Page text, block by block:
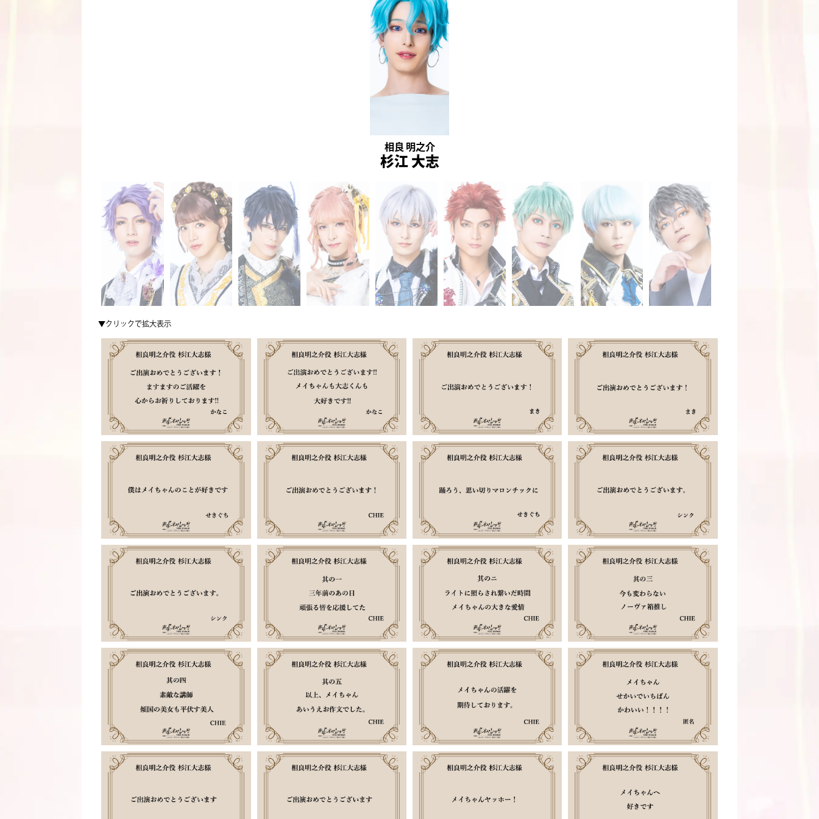
相良 明之介
杉江 大志
▼クリックで拡大表示